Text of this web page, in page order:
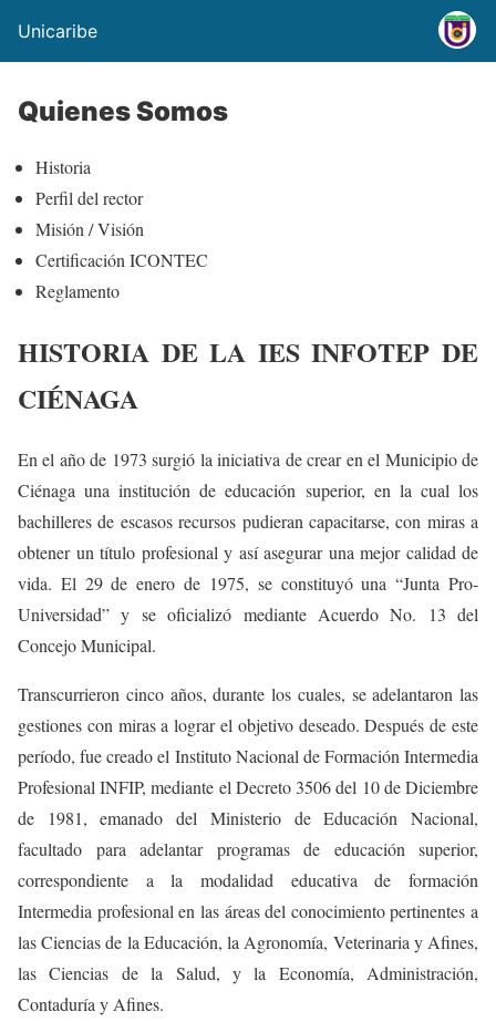
Unicaribe
Quienes Somos
Historia
Perfil del rector
Misión / Visión
Certificación ICONTEC
Reglamento
HISTORIA DE LA IES INFOTEP DE
CIÉNAGA
En el año de 1973 surgió la iniciativa de crear en el Municipio de
Ciénaga una institución de educación superior, en la cual los
bachilleres de escasos recursos pudieran capacitarse, con miras a
obtener un título profesional y así asegurar una mejor calidad de
vida. El 29 de enero de 1975, se constituyó una “Junta Pro-
Universidad” y se oficializó mediante Acuerdo No. 13 del
Concejo Municipal.
Transcurrieron cinco años, durante los cuales, se adelantaron las
gestiones con miras a lograr el objetivo deseado. Después de este
período, fue creado el Instituto Nacional de Formación Intermedia
Profesional INFIP, mediante el Decreto 3506 del 10 de Diciembre
de 1981, emanado del Ministerio de Educación Nacional,
facultado para adelantar programas de educación superior,
correspondiente a la modalidad educativa de formación
Intermedia profesional en las áreas del conocimiento pertinentes a
las Ciencias de la Educación, la Agronomía, Veterinaria y Afines,
las Ciencias de la Salud, y la Economía, Administración,
Contaduría y Afines.